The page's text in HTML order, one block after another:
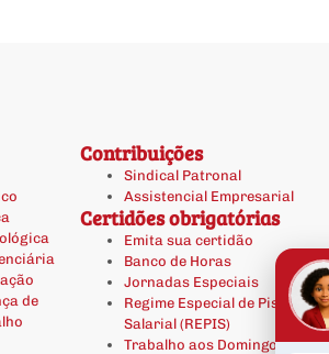
de
Contribuições
Sindical Patronal
Assistencial Empresarial
Certidões obrigatórias
Emita sua certidão
Banco de Horas
Jornadas Especiais
Regime Especial de Piso
Salarial (REPIS)
Trabalho aos Domingos e